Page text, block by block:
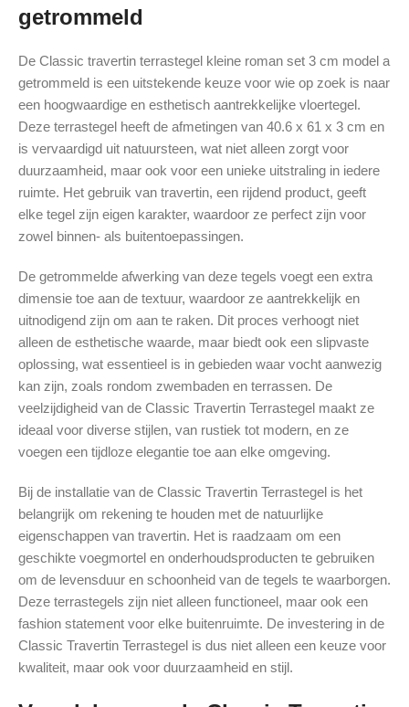
getrommeld
De Classic travertin terrastegel kleine roman set 3 cm model a
getrommeld is een uitstekende keuze voor wie op zoek is naar
een hoogwaardige en esthetisch aantrekkelijke vloertegel.
Deze terrastegel heeft de afmetingen van 40.6 x 61 x 3 cm en
is vervaardigd uit natuursteen, wat niet alleen zorgt voor
duurzaamheid, maar ook voor een unieke uitstraling in iedere
ruimte. Het gebruik van travertin, een rijdend product, geeft
elke tegel zijn eigen karakter, waardoor ze perfect zijn voor
zowel binnen- als buitentoepassingen.
De getrommelde afwerking van deze tegels voegt een extra
dimensie toe aan de textuur, waardoor ze aantrekkelijk en
uitnodigend zijn om aan te raken. Dit proces verhoogt niet
alleen de esthetische waarde, maar biedt ook een slipvaste
oplossing, wat essentieel is in gebieden waar vocht aanwezig
kan zijn, zoals rondom zwembaden en terrassen. De
veelzijdigheid van de Classic Travertin Terrastegel maakt ze
ideaal voor diverse stijlen, van rustiek tot modern, en ze
voegen een tijdloze elegantie toe aan elke omgeving.
Bij de installatie van de Classic Travertin Terrastegel is het
belangrijk om rekening te houden met de natuurlijke
eigenschappen van travertin. Het is raadzaam om een
geschikte voegmortel en onderhoudsproducten te gebruiken
om de levensduur en schoonheid van de tegels te waarborgen.
Deze terrastegels zijn niet alleen functioneel, maar ook een
fashion statement voor elke buitenruimte. De investering in de
Classic Travertin Terrastegel is dus niet alleen een keuze voor
kwaliteit, maar ook voor duurzaamheid en stijl.